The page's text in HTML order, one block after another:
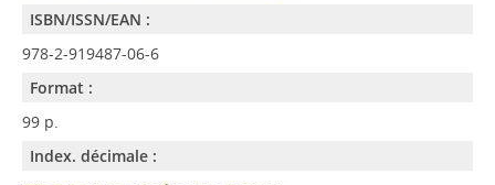
ISBN/ISSN/EAN :
978-2-919487-06-6
Format :
99 p.
Index. décimale :